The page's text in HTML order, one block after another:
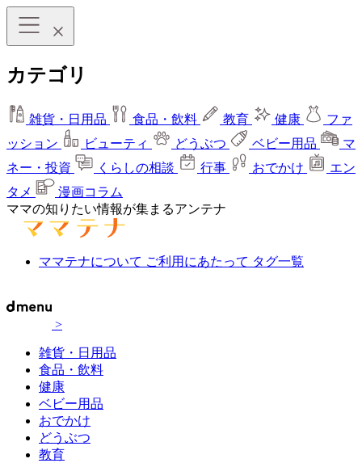
カテゴリ
雑貨・日用品 食品・飲料 教育 健康
ファ
ッション
ビューティ どうぶつ ベビー用品
マ
ネー・投資
くらしの相談 行事 おでかけ
エン
タメ
漫画コラム
ママの知りたい情報が集まるアンテナ
ママテナについて ご利用にあたって タグ一覧
>
雑貨・日用品
食品・飲料
健康
ベビー用品
おでかけ
どうぶつ
教育